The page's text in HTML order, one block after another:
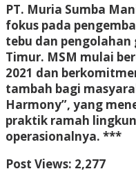
PT. Muria Sumba
fokus pada
tebu dan
Timur. MSM mulai
2021 dan
tambah bagi
Harmony”, yang
praktik ramah
operasionalnya. ***
Post Views: 2,277